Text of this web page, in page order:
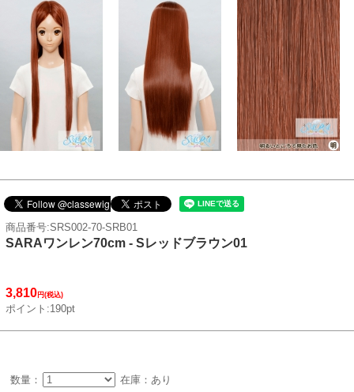
商品番号:SRS002-70-SRB01
SARAワンレン70cm - Sレッドブラウン01
3,810円(税込)
ポイント:190pt
数量： 在庫：あり